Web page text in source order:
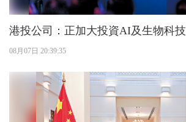
港投公司：正加大投資AI及生物科技
08月07日 20:39:35